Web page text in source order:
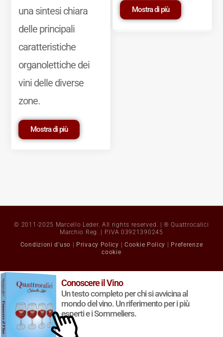
una sintesi chiara
delle principali
caratteristiche
organolettiche dei
vini delle diverse
zone.
Mostra di più
Mostra di più
© 2011-2025 Marcello Leder. All rights reserved. | ® Quattrocalici
Marchio Reg. | P.IVA 03921390245
Condizioni d'uso | Privacy Policy | Cookie Policy | Preferenze
cookie
Conoscere il Vino
Un testo completo per chi si avvicina al
mondo del vino. Un riferimento per i più
esperti e i Sommeliers.